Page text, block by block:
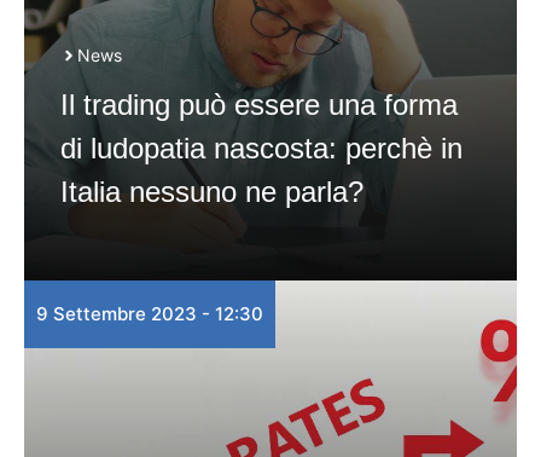
News
Il trading può essere una forma
di ludopatia nascosta: perchè in
Italia nessuno ne parla?
9 Settembre 2023 - 12:30